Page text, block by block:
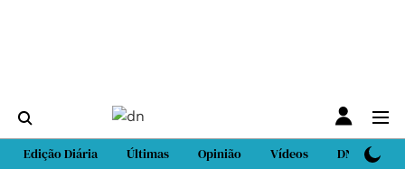
Edição Diária Últimas Opinião Vídeos DN Sport